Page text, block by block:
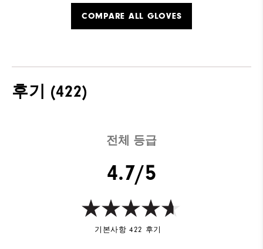
COMPARE ALL GLOVES
후기 (422)
전체 등급
4.7/5
기본사항 422 후기